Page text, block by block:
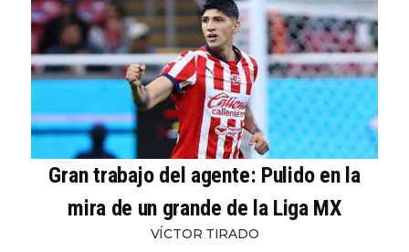
Gran trabajo del agente: Pulido en la
mira de un grande de la Liga MX
VÍCTOR TIRADO